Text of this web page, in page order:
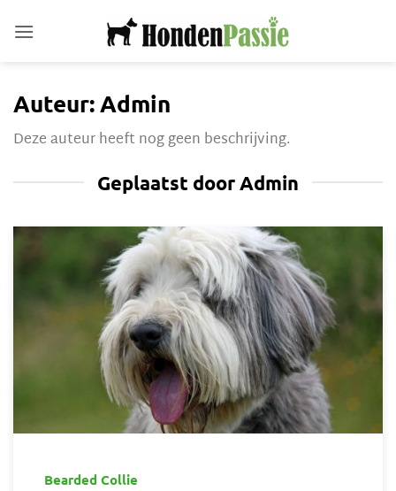
naar
Auteur: Admin
Deze auteur heeft nog geen beschrijving.
Geplaatst door Admin
Bearded Collie